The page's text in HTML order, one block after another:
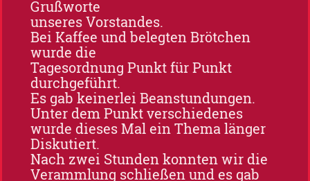
Grußworte
unseres Vorstandes.
Bei Kaffee und belegten Brötchen
wurde die
Tagesordnung Punkt für Punkt
durchgeführt.
Es gab keinerlei Beanstundungen.
Unter dem Punkt verschiedenes
wurde dieses Mal ein Thema länger
Diskutiert.
Nach zwei Stunden konnten wir die
Verammlung schließen und es gab